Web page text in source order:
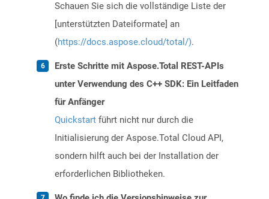
Schauen Sie sich die vollständige Liste der
[unterstützten Dateiformate] an
(https://docs.aspose.cloud/total/).
Erste Schritte mit Aspose.Total REST-APIs
unter Verwendung des C++ SDK: Ein Leitfaden
für Anfänger
Quickstart führt nicht nur durch die
Initialisierung der Aspose.Total Cloud API,
sondern hilft auch bei der Installation der
erforderlichen Bibliotheken.